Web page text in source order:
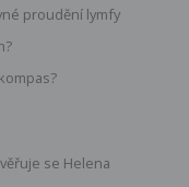
proudění lymfy
se Helena